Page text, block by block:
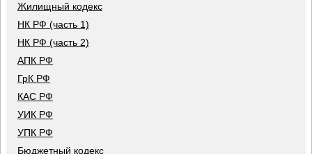
Жилищный кодекс
НК РФ (часть 1)
НК РФ (часть 2)
АПК РФ
ГрК РФ
КАС РФ
УИК РФ
УПК РФ
Бюджетный кодекс